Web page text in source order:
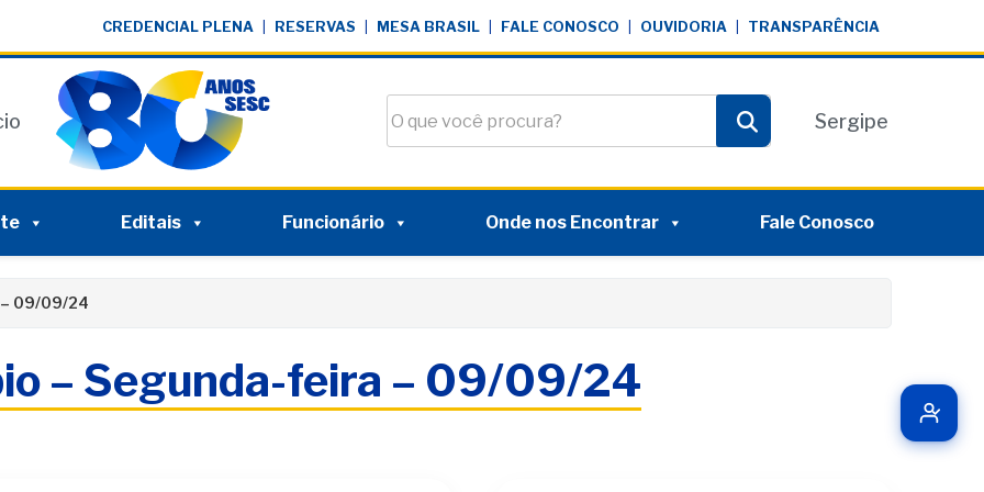
CREDENCIAL PLENA RESERVAS MESA BRASIL FALE CONOSCO OUVIDORIA TRANSPARÊNCIA
Pesquisar
Sergipe
Editais Funcionário Onde nos Encontrar Fale Conosco
09/09/24
– Segunda-feira – 09/09/24